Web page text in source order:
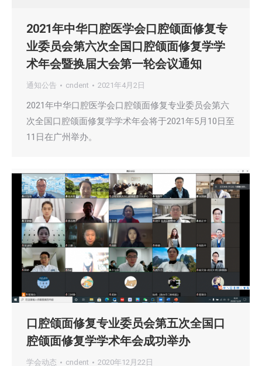
2021年中华口腔医学会口腔颌面修复专
业委员会第六次全国口腔颌面修复学学
术年会暨换届大会第一轮会议通知
通知公告 cndent 2021年4月2日
2021年中华口腔医学会口腔颌面修复专业委员会第六
次全国口腔颌面修复学学术年会将于2021年5月10日至
11日在广州举办。
口腔颌面修复专业委员会第五次全国口
腔颌面修复学学术年会成功举办
学会动态 cndent 2020年12月22日